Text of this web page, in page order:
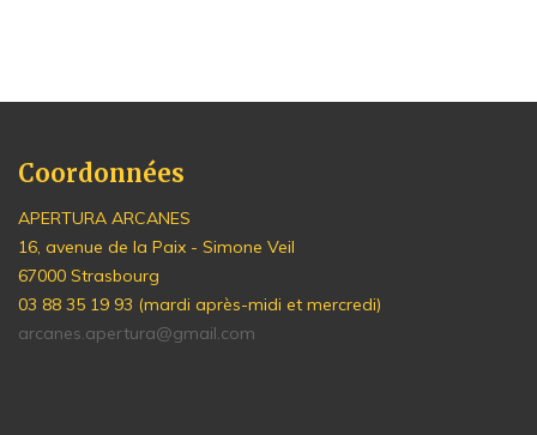
Coordonnées
APERTURA ARCANES
16, avenue de la Paix - Simone Veil
67000 Strasbourg
03 88 35 19 93 (mardi après-midi et mercredi)
arcanes.apertura@gmail.com